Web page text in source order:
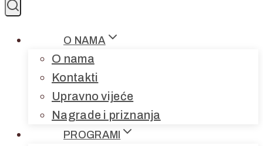
O NAMA
O nama
Kontakti
Upravno vijeće
Nagrade i priznanja
PROGRAMI